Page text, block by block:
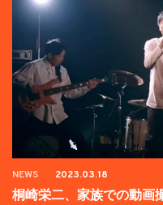
NEWS 2023.03.18
桐崎栄二、家族での動画